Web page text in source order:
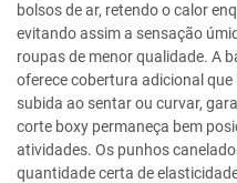
bolsos de ar, retendo o calor
evitando assim a sensação
roupas de menor qualidade. A
oferece cobertura adicional
subida ao sentar ou curvar,
corte boxy permaneça bem
atividades. Os punhos
quantidade certa de